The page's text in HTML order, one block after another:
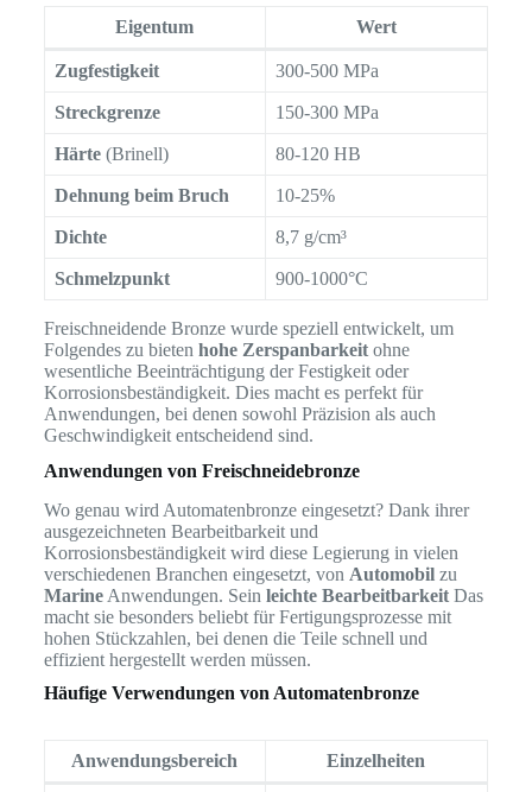
Eigentum Wert
Zugfestigkeit 300-500 MPa
Streckgrenze 150-300 MPa
Härte(Brinell) 80-120 HB
Dehnung beim Bruch 10-25%
Dichte 8,7 g/cm³
Schmelzpunkt 900-1000°C
Freischneidende Bronze wurde speziell entwickelt, um
Folgendes zu bieten hohe Zerspanbarkeitohne
wesentliche Beeinträchtigung der Festigkeit oder
Korrosionsbeständigkeit. Dies macht es perfekt für
Anwendungen, bei denen sowohl Präzision als auch
Geschwindigkeit entscheidend sind.
Anwendungen von Freischneidebronze
Wo genau wird Automatenbronze eingesetzt? Dank ihrer
ausgezeichneten Bearbeitbarkeit und
Korrosionsbeständigkeit wird diese Legierung in vielen
verschiedenen Branchen eingesetzt, von Automobilzu
MarineAnwendungen. Sein leichte BearbeitbarkeitDas
macht sie besonders beliebt für Fertigungsprozesse mit
hohen Stückzahlen, bei denen die Teile schnell und
effizient hergestellt werden müssen.
Häufige Verwendungen von Automatenbronze
Anwendungsbereich Einzelheiten